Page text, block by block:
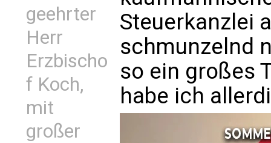
geehrter
Herr
Erzbischo
f Koch,
mit
großer
Steuerkanzlei
schmunzelnd
so ein großes
habe ich